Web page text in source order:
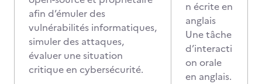
afin d’émuler des
vulnérabilités informatiques,
simuler des attaques,
évaluer une situation
critique en cybersécurité.
n écrite en
anglais
Une tâche
d’interacti
on orale
en anglais.